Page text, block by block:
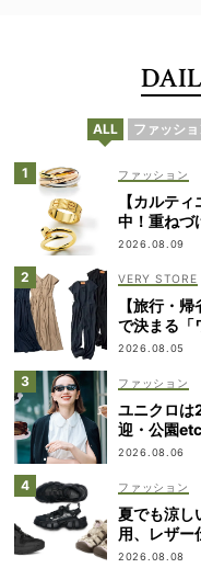
ALL ファッショ
ファッション
【カルテ
中！重ねづ
2026.08.09
VERY STORE
【旅行・
で決まる「
2026.08.05
ファッション
ユニクロ
迎・公園
2026.08.06
ファッション
夏でも涼し
用、レザー
2026.08.08